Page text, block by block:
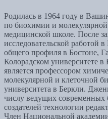
Родилась в 1964 году в
по биохимии и
медицинской школе. После
исследовательской работой
общего профиля в Бостоне,
Колорадском университете в
является профессором
молекулярной и клеточной
университета в Беркли.
числу ведущих современных
создателей технологии
Член Национальной